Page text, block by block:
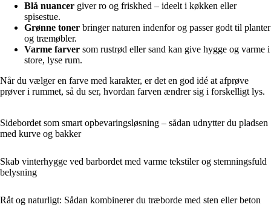
Blå nuancer giver ro og friskhed – ideelt i køkken eller
spisestue.
Grønne toner bringer naturen indenfor og passer godt til planter
og træmøbler.
Varme farver som rustrød eller sand kan give hygge og varme i
store, lyse rum.
Når du vælger en farve med karakter, er det en god idé at afprøve
prøver i rummet, så du ser, hvordan farven ændrer sig i forskelligt lys.
Sidebordet som smart opbevaringsløsning – sådan udnytter du pladsen
med kurve og bakker
Skab vinterhygge ved barbordet med varme tekstiler og stemningsfuld
belysning
Råt og naturligt: Sådan kombinerer du træborde med sten eller beton